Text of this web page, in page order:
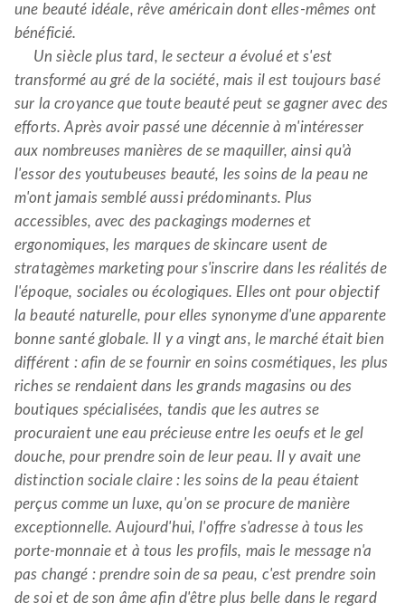
une beauté idéale, rêve américain dont elles-mêmes ont
bénéficié.
Un siècle plus tard, le secteur a évolué et s'est
transformé au gré de la société, mais il est toujours basé
sur la croyance que toute beauté peut se gagner avec des
efforts. Après avoir passé une décennie à m'intéresser
aux nombreuses manières de se maquiller, ainsi qu'à
l'essor des youtubeuses beauté, les soins de la peau ne
m'ont jamais semblé aussi prédominants. Plus
accessibles, avec des packagings modernes et
ergonomiques, les marques de skincare usent de
stratagèmes marketing pour s'inscrire dans les réalités de
l'époque, sociales ou écologiques. Elles ont pour objectif
la beauté naturelle, pour elles synonyme d'une apparente
bonne santé globale. Il y a vingt ans, le marché était bien
différent : afin de se fournir en soins cosmétiques, les plus
riches se rendaient dans les grands magasins ou des
boutiques spécialisées, tandis que les autres se
procuraient une eau précieuse entre les oeufs et le gel
douche, pour prendre soin de leur peau. Il y avait une
distinction sociale claire : les soins de la peau étaient
perçus comme un luxe, qu'on se procure de manière
exceptionnelle. Aujourd'hui, l'offre s'adresse à tous les
porte-monnaie et à tous les profils, mais le message n'a
pas changé : prendre soin de sa peau, c'est prendre soin
de soi et de son âme afin d'être plus belle dans le regard